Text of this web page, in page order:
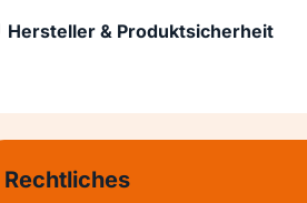
Hersteller & Produktsicherheit
Rechtliches